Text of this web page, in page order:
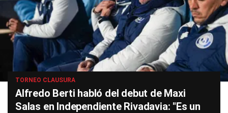
TORNEO CLAUSURA
Alfredo Berti habló del debut de Maxi
Salas en Independiente Rivadavia: "Es un